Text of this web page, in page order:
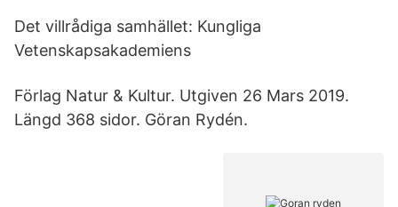
Det villrådiga samhället: Kungliga
Vetenskapsakademiens
Förlag Natur & Kultur. Utgiven 26 Mars 2019.
Längd 368 sidor. Göran Rydén.